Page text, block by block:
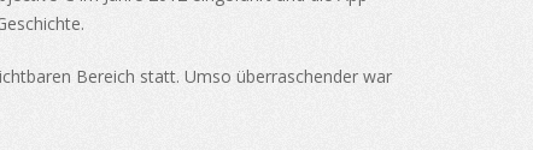
Bereich statt. Umso überraschender war